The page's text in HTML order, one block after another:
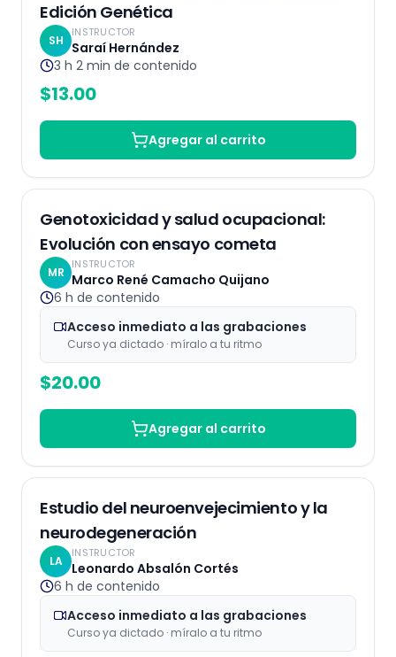
Edición Genética
SH
INSTRUCTOR
Saraí Hernández
3 h 2 min de contenido
$13.00
Agregar al carrito
Grabaciones
Genotoxicidad y salud ocupacional:
Evolución con ensayo cometa
MR
INSTRUCTOR
Marco René Camacho Quijano
6 h de contenido
Acceso inmediato a las grabaciones
Curso ya dictado · míralo a tu ritmo
$20.00
Agregar al carrito
Grabaciones
Estudio del neuroenvejecimiento y la
neurodegeneración
LA
INSTRUCTOR
Leonardo Absalón Cortés
6 h de contenido
Acceso inmediato a las grabaciones
Curso ya dictado · míralo a tu ritmo